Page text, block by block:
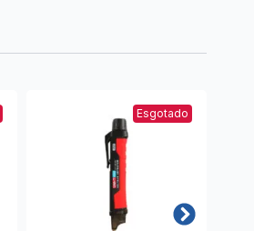
Esgotado